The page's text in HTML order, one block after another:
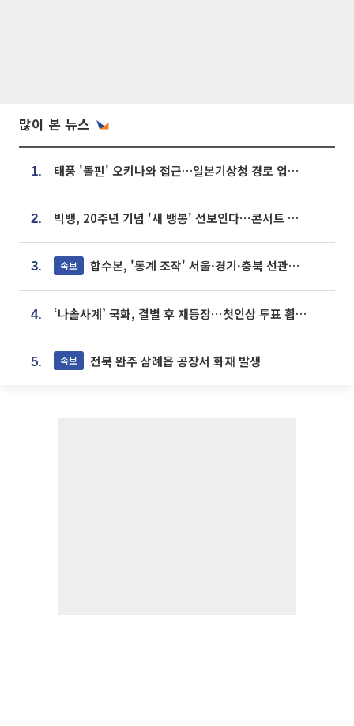
많이 본 뉴스
1. 태풍 '돌핀' 오키나와 접근…일본기상청 경로 업데이트
2. 빅뱅, 20주년 기념 '새 뱅봉' 선보인다⋯콘서트 앞두고 팝업 개최
3. 속보 합수본, '통계 조작' 서울·경기·충북 선관위 등 추가 압수수색
4. ‘나솔사계’ 국화, 결별 후 재등장⋯첫인상 투표 휩쓸고 ‘인기녀’ 등극
5. 속보 전북 완주 삼례읍 공장서 화재 발생